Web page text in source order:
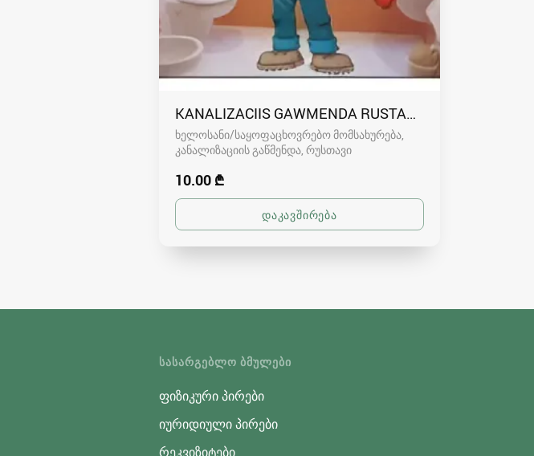
KANALIZACIIS GAWMENDA RUSTAVSHI - 591004680
ხელოსანი/საყოფაცხოვრებო მომსახურება,
კანალიზაციის გაწმენდა რუსთავი
10.00 ₾
ᲡᲐᲡᲐᲠᲒᲔᲑᲚᲝ ᲑᲛᲣᲚᲔᲑᲘ
ფიზიკური პირები
იურიდიული პირები
რეკვიზიტები